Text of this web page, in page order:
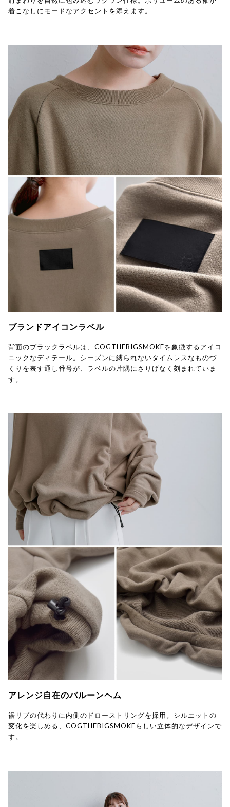
着こなしにモードなアクセントを添えます。
ブランドアイコンラベル
背面のブラックラベルは、COGTHEBIGSMOKEを象徴するアイコ
ニックなディテール。シーズンに縛られないタイムレスなものづ
くりを表す通し番号が、ラベルの片隅にさりげなく刻まれていま
す。
アレンジ自在のバルーンヘム
裾リブの代わりに内側のドローストリングを採用。シルエットの
変化を楽しめる、COGTHEBIGSMOKEらしい立体的なデザインで
す。